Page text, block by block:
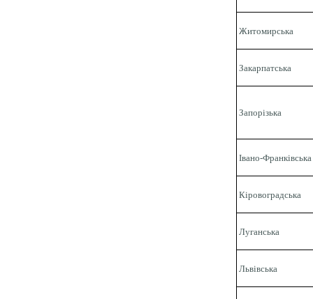
Житомирська
Закарпатська
Запорізька
Івано-Франківська
Кіровоградська
Луганська
Львівська